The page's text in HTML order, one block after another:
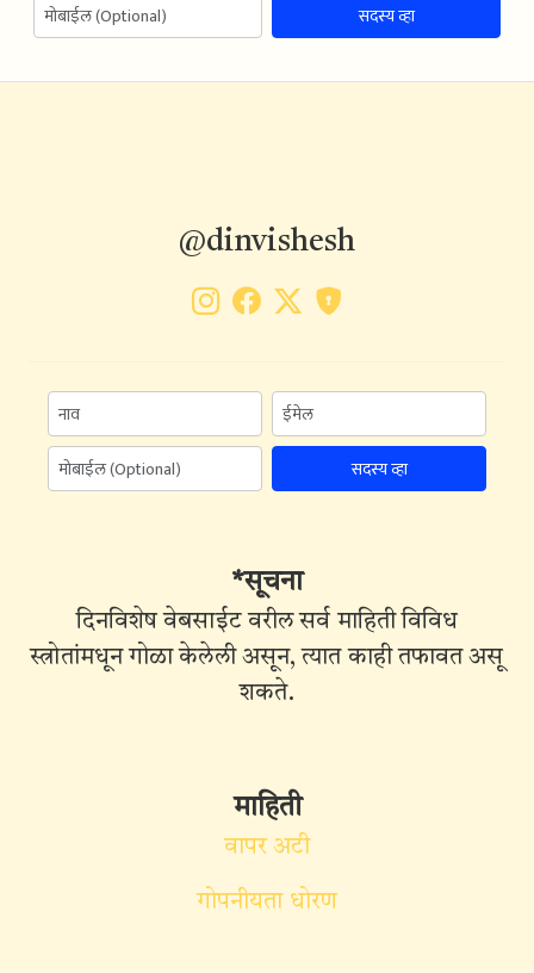
सदस्य व्हा
@dinvishesh
सदस्य व्हा
*सूचना
दिनविशेष वेबसाईट वरील सर्व माहिती विविध
स्त्रोतांमधून गोळा केलेली असून, त्यात काही तफावत असू
शकते.
माहिती
वापर अटी
गोपनीयता धोरण